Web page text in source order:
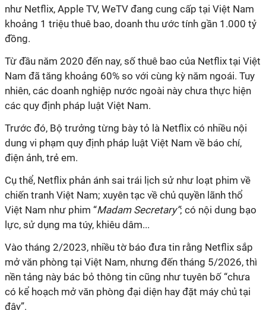
như Netflix, Apple TV, WeTV đang cung cấp tại Việt Nam
khoảng 1 triệu thuê bao, doanh thu ước tính gần 1.000 tỷ
đồng.
Từ đầu năm 2020 đến nay, số thuê bao của Netflix tại Việt
Nam đã tăng khoảng 60% so với cùng kỳ năm ngoái. Tuy
nhiên, các doanh nghiệp nước ngoài này chưa thực hiện
các quy định pháp luật Việt Nam.
Trước đó, Bộ trưởng từng bày tỏ là Netflix có nhiều nội
dung vi phạm quy định pháp luật Việt Nam về báo chí,
điện ảnh, trẻ em.
Cụ thể, Netflix phản ánh sai trái lịch sử như loạt phim về
chiến tranh Việt Nam; xuyên tạc về chủ quyền lãnh thổ
Việt Nam như phim “Madam Secretary”; có nội dung bạo
lực, sử dụng ma túy, khiêu dâm...
Vào tháng 2/2023, nhiều tờ báo đưa tin rằng Netflix sắp
mở văn phòng tại Việt Nam, nhưng đến tháng 5/2026, thì
nền tảng này bác bỏ thông tin cũng như tuyên bố “chưa
có kể hoạch mở văn phòng đại diện hay đặt máy chủ tại
đây”.